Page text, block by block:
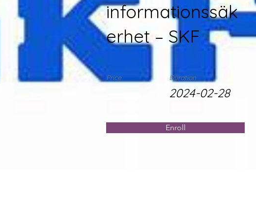
informationssäk
erhet – SKF
Price Duration
2024-02-28
Enroll